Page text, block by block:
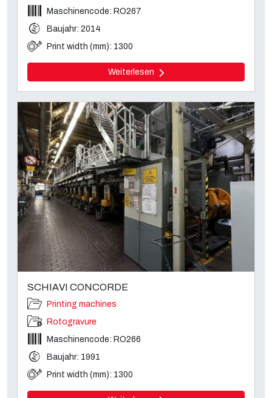
Maschinencode: RO267
Baujahr: 2014
Print width (mm): 1300
Weiterlesen
SCHIAVI CONCORDE
Printing machines
Rotogravure
Maschinencode: RO266
Baujahr: 1991
Print width (mm): 1300